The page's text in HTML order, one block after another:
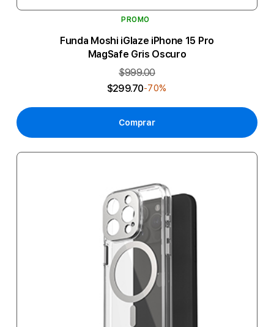
PROMO
Funda Moshi iGlaze iPhone 15 Pro
MagSafe Gris Oscuro
$999.00
$299.70-70%
Comprar